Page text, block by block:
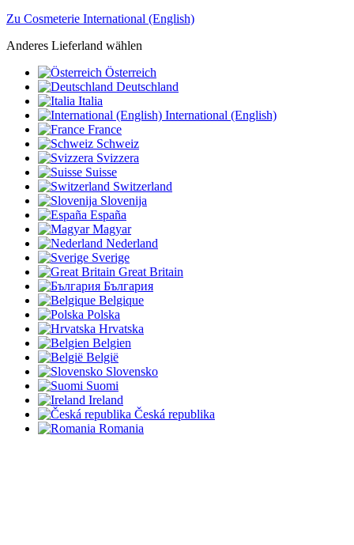
Zu Cosmeterie International (English)
Anderes Lieferland wählen
Österreich
Deutschland
Italia
International (English)
France
Schweiz
Svizzera
Suisse
Switzerland
Slovenija
España
Magyar
Nederland
Sverige
Great Britain
България
Belgique
Polska
Hrvatska
Belgien
België
Slovensko
Suomi
Ireland
Česká republika
Romania